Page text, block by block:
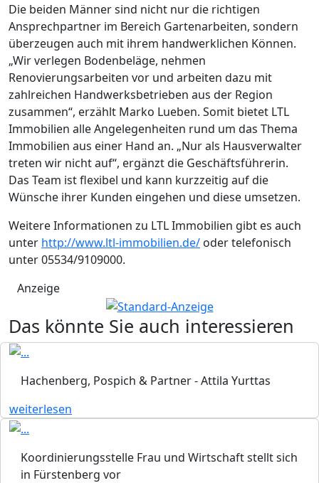
Die beiden Männer sind nicht nur die richtigen
Ansprechpartner im Bereich Gartenarbeiten, sondern
überzeugen auch mit ihrem handwerklichen Können.
„Wir verlegen Bodenbeläge, nehmen
Renovierungsarbeiten vor und arbeiten dazu mit
zahlreichen Handwerksbetrieben aus der Region
zusammen“, erzählt Marko Lueben. Somit bietet LTL
Immobilien alle Angelegenheiten rund um das Thema
Immobilien aus einer Hand an. „Nur als Hausverwalter
treten wir nicht auf“, ergänzt die Geschäftsführerin.
Das Team ist flexibel und kann kurzzeitig auf die
Wünsche ihrer Kunden eingehen und diese umsetzen.
Weitere Informationen zu LTL Immobilien gibt es auch
unter http://www.ltl-immobilien.de/ oder telefonisch
unter 05534/9109000.
Anzeige
Das könnte Sie auch interessieren
Hachenberg, Pospich & Partner - Attila Yurttas
weiterlesen
Koordinierungsstelle Frau und Wirtschaft stellt sich
in Fürstenberg vor